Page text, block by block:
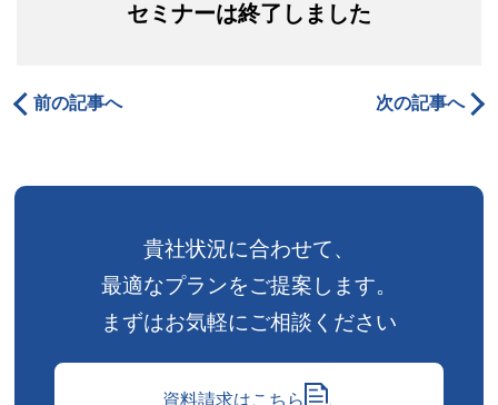
セミナーは終了しました
前の記事へ 次の記事へ
貴社状況に合わせて、
最適なプランをご提案します。
まずはお気軽にご相談ください
資料請求はこちら